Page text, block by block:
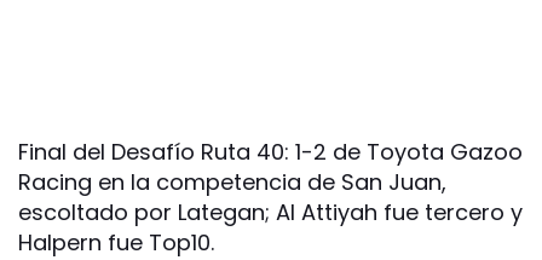
Final del Desafío Ruta 40: 1-2 de Toyota Gazoo
Racing en la competencia de San Juan,
escoltado por Lategan; Al Attiyah fue tercero y
Halpern fue Top10.